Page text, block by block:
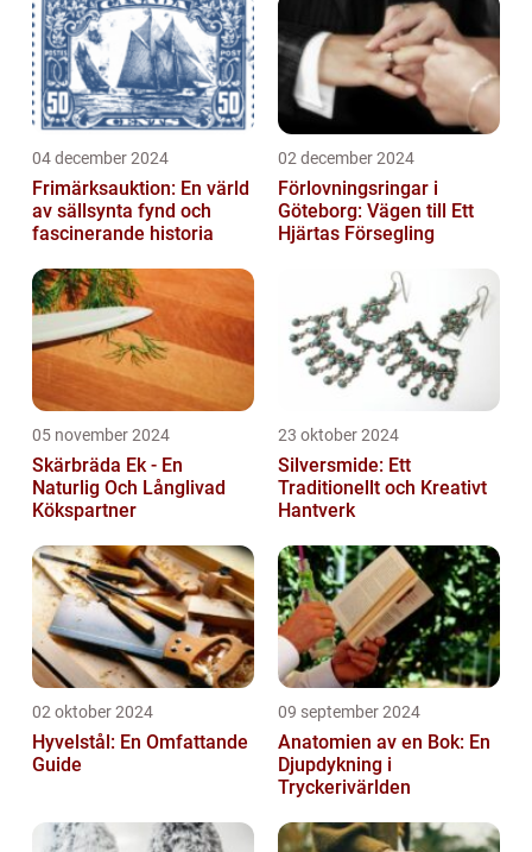
04 december 2024
Frimärksauktion: En värld
av sällsynta fynd och
fascinerande historia
02 december 2024
Förlovningsringar i
Göteborg: Vägen till Ett
Hjärtas Försegling
05 november 2024
Skärbräda Ek - En
Naturlig Och Långlivad
Kökspartner
23 oktober 2024
Silversmide: Ett
Traditionellt och Kreativt
Hantverk
02 oktober 2024
Hyvelstål: En Omfattande
Guide
09 september 2024
Anatomien av en Bok: En
Djupdykning i
Tryckerivärlden